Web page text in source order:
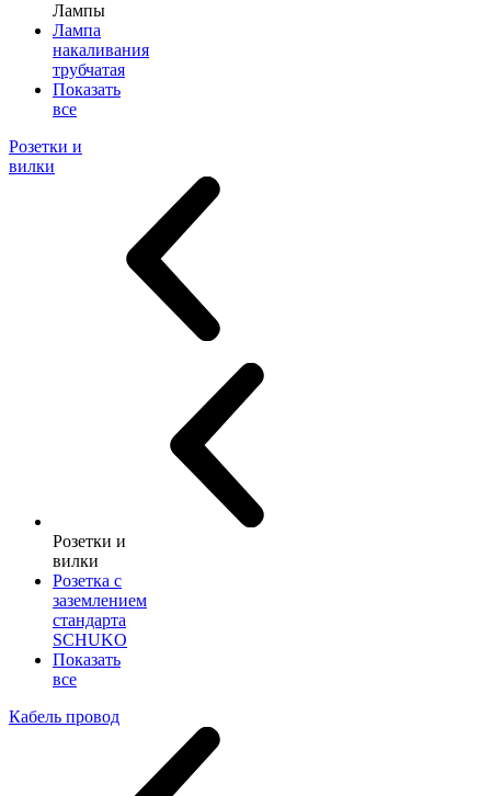
Лампы
Лампа
накаливания
трубчатая
Показать
все
Розетки и
вилки
Розетки и
вилки
Розетка с
заземлением
стандарта
SCHUKO
Показать
все
Кабель провод